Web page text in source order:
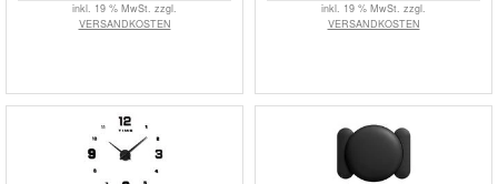
inkl. 19 % MwSt. zzgl.
VERSANDKOSTEN
inkl. 19 % MwSt. zzgl.
VERSANDKOSTEN